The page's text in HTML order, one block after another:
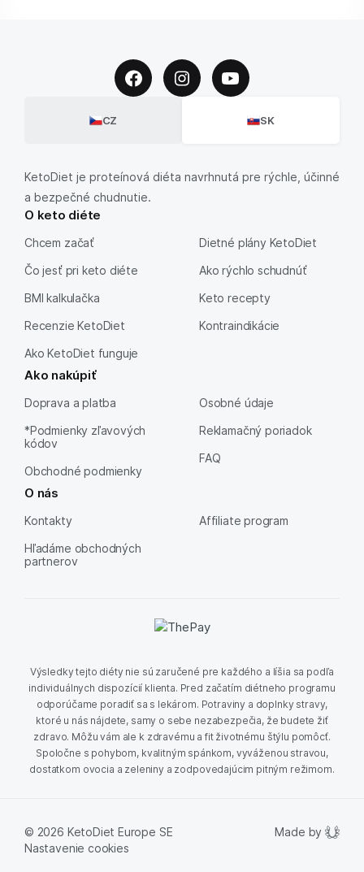
CZ SK
KetoDiet je proteínová diéta navrhnutá pre rýchle, účinné
a bezpečné chudnutie.
O keto diéte
Chcem začať
Čo jesť pri keto diéte
BMI kalkulačka
Recenzie KetoDiet
Ako KetoDiet funguje
Dietné plány KetoDiet
Ako rýchlo schudnúť
Keto recepty
Kontraindikácie
Ako nakúpiť
Doprava a platba
*Podmienky zľavových
kódov
Obchodné podmienky
Osobné údaje
Reklamačný poriadok
FAQ
O nás
Kontakty
Hľadáme obchodných
partnerov
Affiliate program
Výsledky tejto diéty nie sú zaručené pre každého a líšia sa podľa
individuálnych dispozícií klienta. Pred začatím diétneho programu
odporúčame poradiť sa s lekárom. Potraviny a doplnky stravy,
ktoré u nás nájdete, samy o sebe nezabezpečia, že budete žiť
zdravo. Môžu vám ale k zdravému a fit životnému štýlu pomôcť.
Spoločne s pohybom, kvalitným spánkom, vyváženou stravou,
dostatkom ovocia a zeleniny a zodpovedajúcim pitným režimom.
© 2026 KetoDiet Europe SE
Nastavenie cookies
Made by